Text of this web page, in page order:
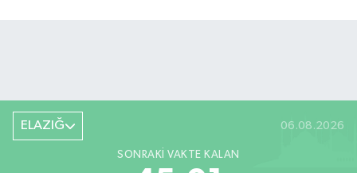
ELAZIĞ 06.08.2026
SONRAKI VAKTE KALAN